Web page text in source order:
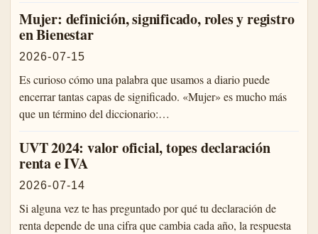
Mujer: definición, significado, roles y registro
en Bienestar
2026-07-15
Es curioso cómo una palabra que usamos a diario puede
encerrar tantas capas de significado. «Mujer» es mucho más
que un término del diccionario:…
UVT 2024: valor oficial, topes declaración
renta e IVA
2026-07-14
Si alguna vez te has preguntado por qué tu declaración de
renta depende de una cifra que cambia cada año, la respuesta